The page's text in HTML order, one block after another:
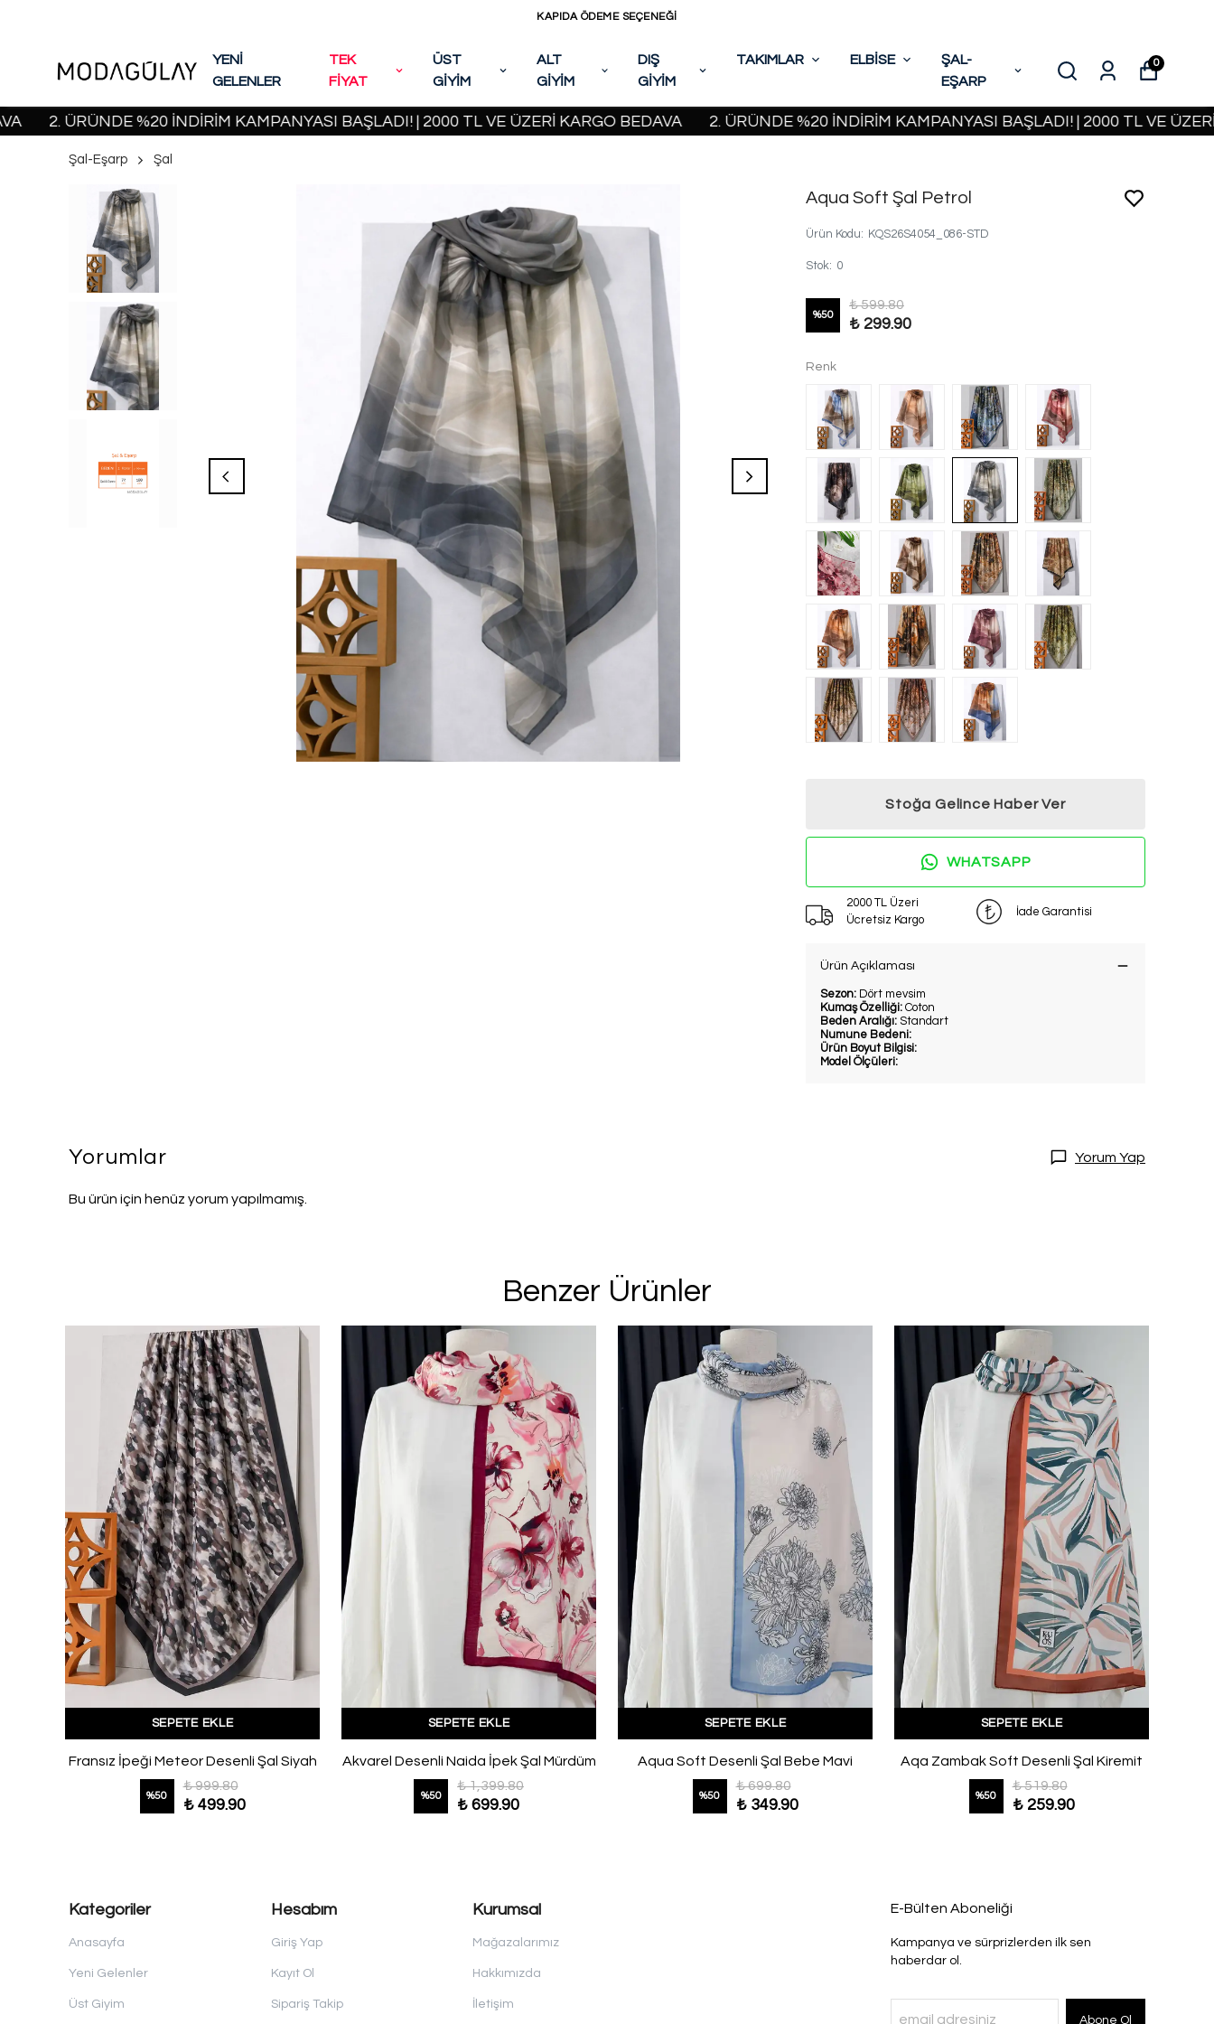
KAPIDA ÖDEME SEÇENEĞİ
YENİ
GELENLER
TEK
FİYAT
ÜST
GİYİM
ALT
GİYİM
DIŞ
GİYİM
TAKIMLAR ELBİSE
ŞAL-
EŞARP
0
ÜRÜNDE %20 İNDİRİM KAMPANYASI BAŞLADI! | 2000 TL VE ÜZERİ KARGO BEDAVA 2. ÜRÜNDE %20 İNDİRİM KAMPANYASI BAŞLADI! | 2000 TL VE ÜZERİ
Şal-Eşarp Şal
Aqua Soft Şal Petrol
Ürün Kodu: KQS26S4054_086-STD
Stok: 0
%50
₺ 599.80
₺ 299.90
Renk
Stoğa Gelince Haber Ver
WHATSAPP
2000 TL Üzeri
Ücretsiz Kargo
İade Garantisi
Ürün Açıklaması
Sezon: Dört mevsim
Kumaş Özelliği: Coton
Beden Aralığı: Standart
Numune Bedeni:
Ürün Boyut Bilgisi:
Model Ölçüleri:
Yorumlar Yorum Yap
Bu ürün için henüz yorum yapılmamış.
Benzer Ürünler
SEPETE EKLE
Fransız İpeği Meteor Desenli Şal Siyah
%50
₺ 999.80
₺ 499.90
SEPETE EKLE
Akvarel Desenli Naida İpek Şal Mürdüm
%50
₺ 1,399.80
₺ 699.90
SEPETE EKLE
Aqua Soft Desenli Şal Bebe Mavi
%50
₺ 699.80
₺ 349.90
SEPETE EKLE
Aqa Zambak Soft Desenli Şal Kiremit
%50
₺ 519.80
₺ 259.90
Kategoriler
Anasayfa
Yeni Gelenler
Üst Giyim
Hesabım
Giriş Yap
Kayıt Ol
Sipariş Takip
Kurumsal
Mağazalarımız
Hakkımızda
İletişim
E-Bülten Aboneliği
Kampanya ve sürprizlerden ilk sen
haberdar ol.
Abone Ol